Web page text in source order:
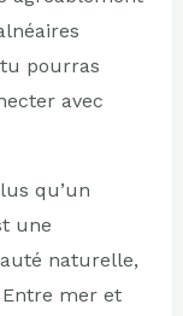
pourras
avec
qu’un
une
naturelle,
mer et